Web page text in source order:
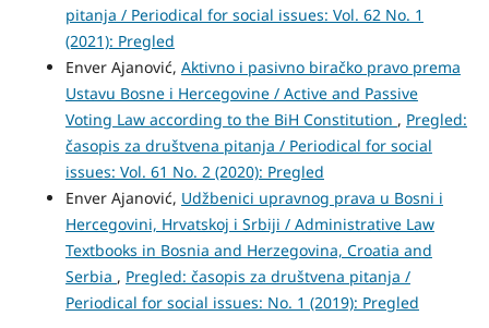
pitanja / Periodical for social issues: Vol. 62 No. 1
(2021): Pregled
Enver Ajanović, Aktivno i pasivno biračko pravo prema
Ustavu Bosne i Hercegovine / Active and Passive
Voting Law according to the BiH Constitution , Pregled:
časopis za društvena pitanja / Periodical for social
issues: Vol. 61 No. 2 (2020): Pregled
Enver Ajanović, Udžbenici upravnog prava u Bosni i
Hercegovini, Hrvatskoj i Srbiji / Administrative Law
Textbooks in Bosnia and Herzegovina, Croatia and
Serbia , Pregled: časopis za društvena pitanja /
Periodical for social issues: No. 1 (2019): Pregled